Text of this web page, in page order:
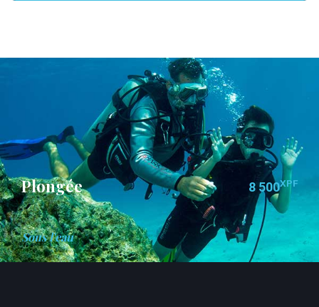
Plongée
Sous l'eau
8 500XPF